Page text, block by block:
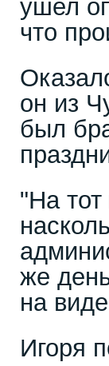
ушел
что
он из
был
"На
же
на
Игоря